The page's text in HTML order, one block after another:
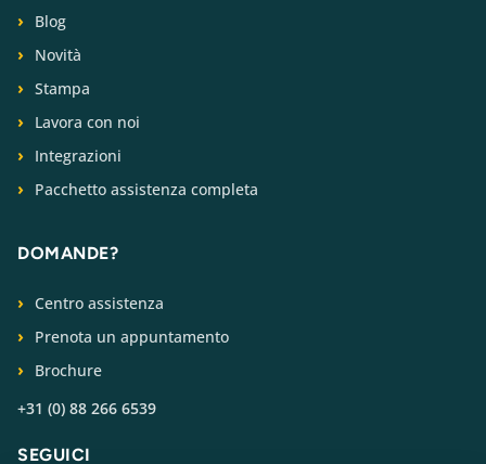
Blog
Novità
Stampa
Lavora con noi
Integrazioni
Pacchetto assistenza completa
DOMANDE?
Centro assistenza
Prenota un appuntamento
Brochure
+31 (0) 88 266 6539
SEGUICI